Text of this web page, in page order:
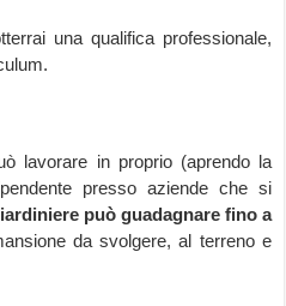
una qualifica professionale,
lavorare in proprio (aprendo la
presso aziende che si
può guadagnare fino a
da svolgere, al terreno e